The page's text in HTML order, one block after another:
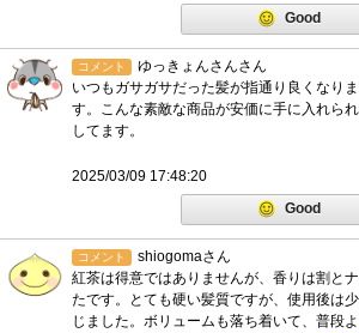
Good
コメント
ゆっきょんさんさん
いつもガサガサだった髪が指通り良くなり
す。こんな素敵な商品が安価に手に入れら
してます。
2025/03/09 17:48:20
Good
コメント
shiogomaさん
紅茶は得意ではありませんが、香りは割と
たです。とても硬い髪質ですが、使用後は
じました。ボリュームも落ち着いて、普段